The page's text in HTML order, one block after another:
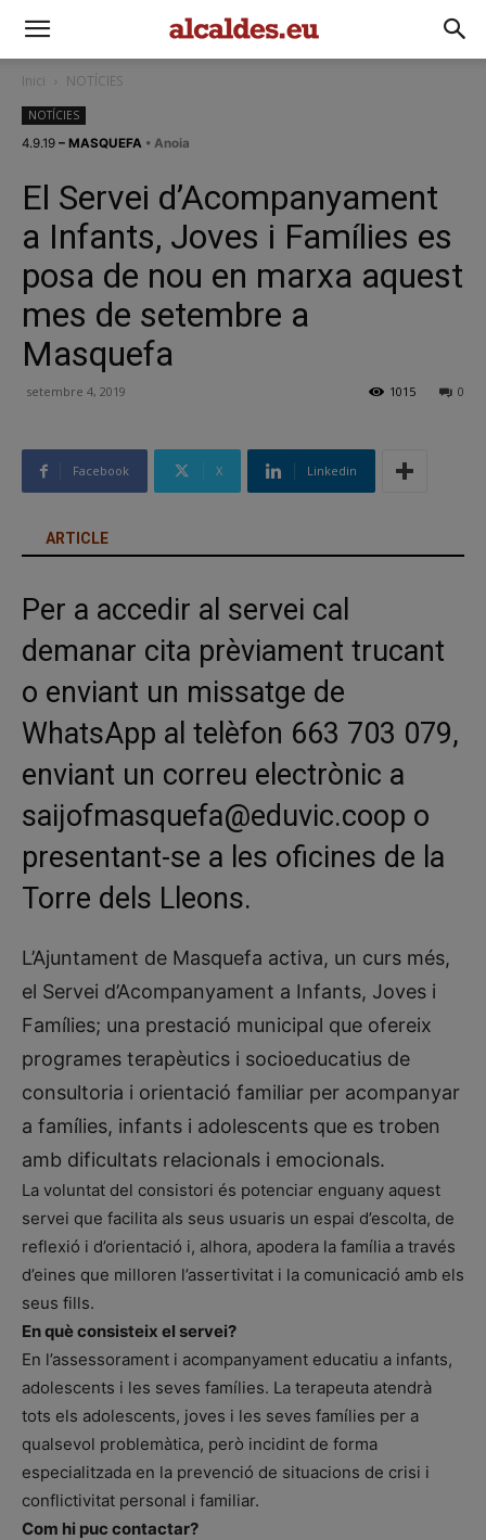
Inici NOTÍCIES
NOTÍCIES
4.9.19 – MASQUEFA • Anoia
El Servei d’Acompanyament
a Infants, Joves i Famílies es
posa de nou en marxa aquest
mes de setembre a
Masquefa
setembre 4, 2019 0
1015
Facebook X Linkedin
ARTICLE
Per a accedir al servei cal
demanar cita prèviament trucant
o enviant un missatge de
WhatsApp al telèfon 663 703 079,
enviant un correu electrònic a
saijofmasquefa@eduvic.coop o
presentant-se a les oficines de la
Torre dels Lleons.
L’Ajuntament de Masquefa activa, un curs més,
el Servei d’Acompanyament a Infants, Joves i
Famílies; una prestació municipal que ofereix
programes terapèutics i socioeducatius de
consultoria i orientació familiar per acompanyar
a famílies, infants i adolescents que es troben
amb dificultats relacionals i emocionals.
La voluntat del consistori és potenciar enguany aquest
servei que facilita als seus usuaris un espai d’escolta, de
reflexió i d’orientació i, alhora, apodera la família a través
d’eines que milloren l’assertivitat i la comunicació amb els
seus fills.
En què consisteix el servei?
En l’assessorament i acompanyament educatiu a infants,
adolescents i les seves famílies. La terapeuta atendrà
tots els adolescents, joves i les seves famílies per a
qualsevol problemàtica, però incidint de forma
especialitzada en la prevenció de situacions de crisi i
conflictivitat personal i familiar.
Com hi puc contactar?